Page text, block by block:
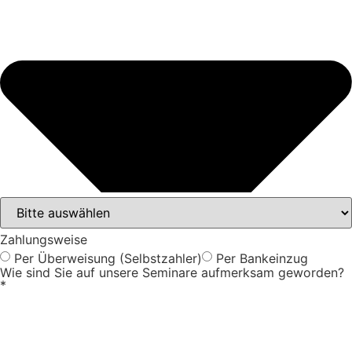
Zahlungsweise
Per Überweisung (Selbstzahler)
Per Bankeinzug
Wie sind Sie auf unsere Seminare aufmerksam geworden?
*